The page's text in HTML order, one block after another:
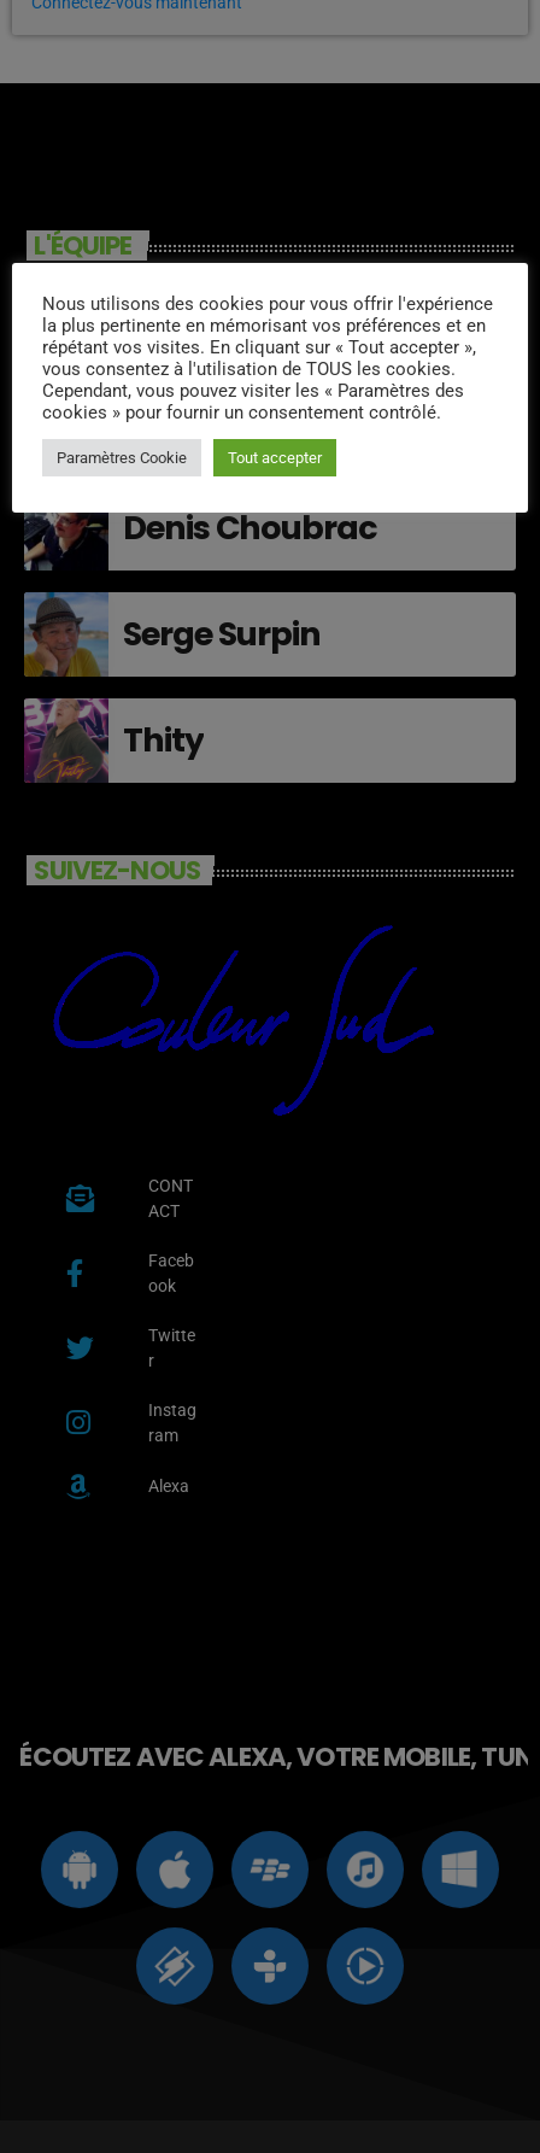
L'ÉQUIPE
Veronique de La
Maisonneuve
Sergio
Denis Choubrac
Serge Surpin
Thity
SUIVEZ-NOUS
CONT
ACT
Faceb
ook
Twitte
r
Instag
ram
Alexa
ÉCOUTEZ AVEC ALEXA, VOTRE MOBILE,
Nous utilisons des cookies pour vous offrir l'expérience
la plus pertinente en mémorisant vos préférences et en
répétant vos visites. En cliquant sur « Tout accepter »,
vous consentez à l'utilisation de TOUS les cookies.
Cependant, vous pouvez visiter les « Paramètres des
cookies » pour fournir un consentement contrôlé.
Paramètres Cookie Tout accepter